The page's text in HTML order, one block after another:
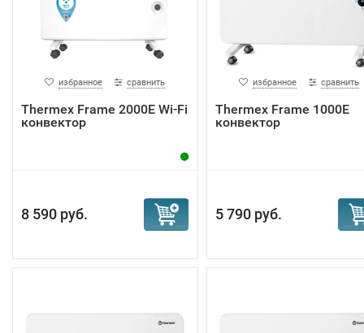
избранное сравнить
Тhermex Frame 2000E Wi-Fi
конвектор
8 590 руб.
избранное сравнить
Тhermex Frame 1000E
конвектор
5 790 руб.